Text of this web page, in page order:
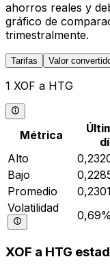
ahorros reales y
gráfico de
trimestralmente.
Tarifas Valor
1 XOF a HTG
Métrica
Alto
Bajo
Promedio
0,2301
Volatilidad
0,69%
XOF a HTG